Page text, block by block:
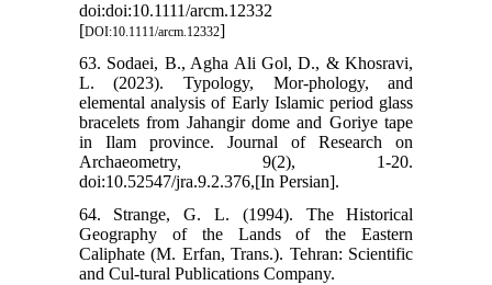
doi:doi:10.1111/arcm.12332
[DOI:10.1111/arcm.12332]
63. Sodaei, B., Agha Ali Gol, D., & Khosravi,
L. (2023). Typology, Mor-phology, and
elemental analysis of Early Islamic period glass
bracelets from Jahangir dome and Goriye tape
in Ilam province. Journal of Research on
Archaeometry, 9(2), 1-20.
doi:10.52547/jra.9.2.376,[In Persian].
64. Strange, G. L. (1994). The Historical
Geography of the Lands of the Eastern
Caliphate (M. Erfan, Trans.). Tehran: Scientific
and Cul-tural Publications Company.